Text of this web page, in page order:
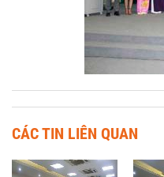
CÁC TIN LIÊN QUAN